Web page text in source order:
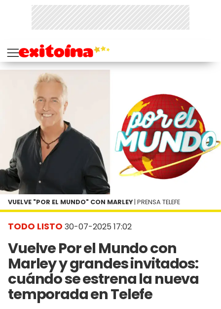
TODO LISTO 30-07-2025 17:02
Vuelve Por el Mundo con
Marley y grandes invitados:
cuándo se estrena la nueva
temporada en Telefe
VUELVE "POR EL MUNDO" CON MARLEY| PRENSA TELEFE